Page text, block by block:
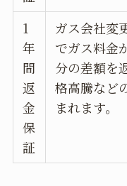
1
年
間
返
金
保
証
ガス会社変
でガス料金
分の差額を
格高騰など
まれます。